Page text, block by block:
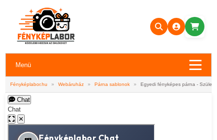
Menü
Fényképlabor.hu » Webáruház » Párna sablonok » Egyedi fényképes párna -
Chat
Chat
✕